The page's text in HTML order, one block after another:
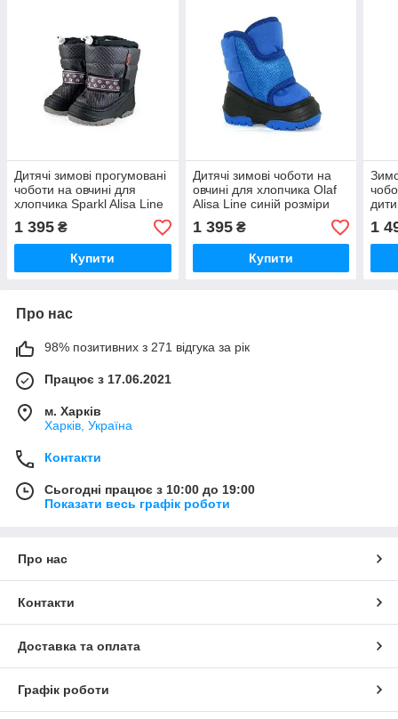
Дитячі зимові прогумовані
чоботи на овчині для
хлопчика Sparkl Alisa Line
1 395 ₴
Купити
Дитячі зимові чоботи на
овчині для хлопчика Olaf
Alisa Line синій розміри
1 395₴
Купити
1
Про нас
98% позитивних з 271 відгука за рік
Працює з 17.06.2021
м. Харків
Харків, Україна
Контакти
Сьогодні працює з 10:00 до 19:00
Показати весь графік роботи
Про нас
Контакти
Доставка та оплата
Графік роботи